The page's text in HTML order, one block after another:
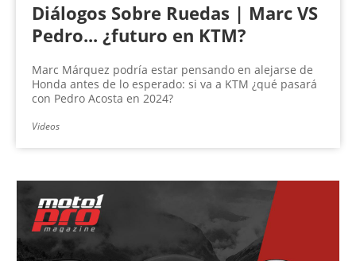
Diálogos Sobre Ruedas | Marc VS
Pedro... ¿futuro en KTM?
Marc Márquez podría estar pensando en alejarse de
Honda antes de lo esperado: si va a KTM ¿qué pasará
con Pedro Acosta en 2024?
Videos